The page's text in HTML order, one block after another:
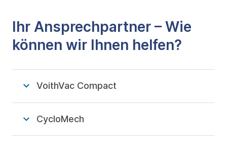
Ihr Ansprechpartner – Wie
können wir Ihnen helfen?
VoithVac Compact
CycloMech